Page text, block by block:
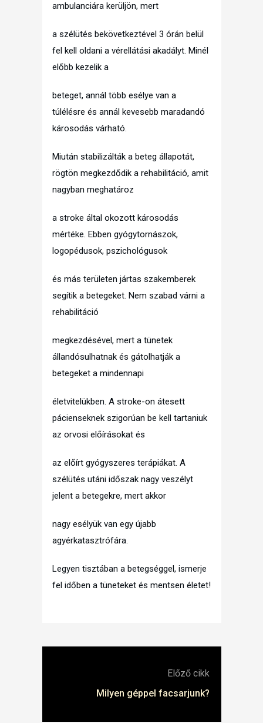
ambulanciára kerüljön, mert
a szélütés bekövetkeztével 3 órán belül
fel kell oldani a vérellátási akadályt. Minél
előbb kezelik a
beteget, annál több esélye van a
túlélésre és annál kevesebb maradandó
károsodás várható.
Miután stabilizálták a beteg állapotát,
rögtön megkezdődik a rehabilitáció, amit
nagyban meghatároz
a stroke által okozott károsodás
mértéke. Ebben gyógytornászok,
logopédusok, pszichológusok
és más területen jártas szakemberek
segítik a betegeket. Nem szabad várni a
rehabilitáció
megkezdésével, mert a tünetek
állandósulhatnak és gátolhatják a
betegeket a mindennapi
életvitelükben. A stroke-on átesett
pácienseknek szigorúan be kell tartaniuk
az orvosi előírásokat és
az előírt gyógyszeres terápiákat. A
szélütés utáni időszak nagy veszélyt
jelent a betegekre, mert akkor
nagy esélyük van egy újabb
agyérkatasztrófára.
Legyen tisztában a betegséggel, ismerje
fel időben a tüneteket és mentsen életet!
Előző cikk
Milyen géppel facsarjunk?